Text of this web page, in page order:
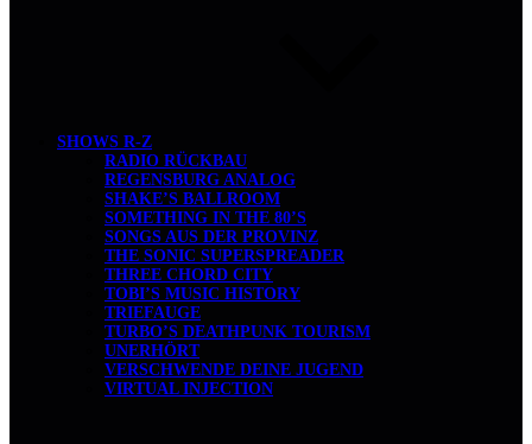
SHOWS R-Z
RADIO RÜCKBAU
REGENSBURG ANALOG
SHAKE’S BALLROOM
SOMETHING IN THE 80’S
SONGS AUS DER PROVINZ
THE SONIC SUPERSPREADER
THREE CHORD CITY
TOBI’S MUSIC HISTORY
TRIEFAUGE
TURBO’S DEATHPUNK TOURISM
UNERHÖRT
VERSCHWENDE DEINE JUGEND
VIRTUAL INJECTION